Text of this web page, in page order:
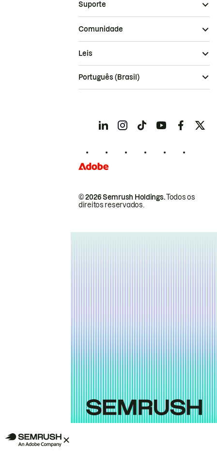
Suporte
Comunidade
© 2026 Semrush Holdings.Todos os
direitos reservados.
Leis
Português (Brasil)